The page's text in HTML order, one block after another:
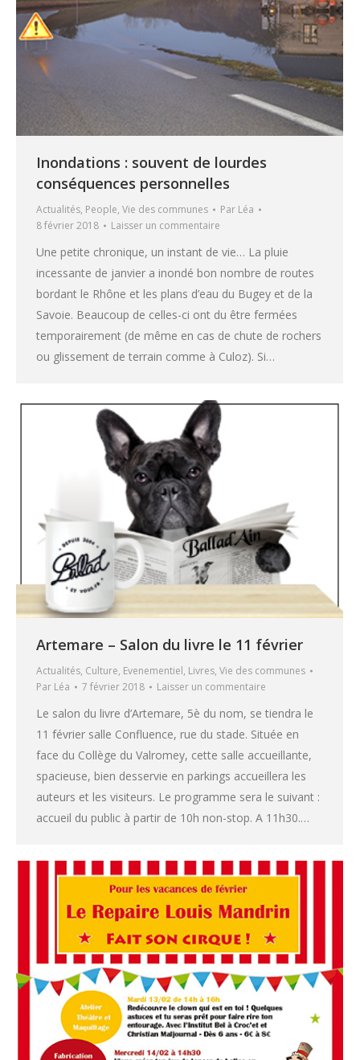
Inondations : souvent de lourdes
conséquences personnelles
Actualités, People, Vie des communes Par Léa
8 février 2018
Laisser un commentaire
Une petite chronique, un instant de vie… La pluie
incessante de janvier a inondé bon nombre de routes
bordant le Rhône et les plans d’eau du Bugey et de la
Savoie. Beaucoup de celles-ci ont du être fermées
temporairement (de même en cas de chute de rochers
ou glissement de terrain comme à Culoz). Si…
Artemare – Salon du livre le 11 février
Actualités, Culture, Evenementiel, Livres, Vie des communes
Par Léa 7 février 2018 Laisser un commentaire
Le salon du livre d’Artemare, 5è du nom, se tiendra le
11 février salle Confluence, rue du stade. Située en
face du Collège du Valromey, cette salle accueillante,
spacieuse, bien desservie en parkings accueillera les
auteurs et les visiteurs. Le programme sera le suivant :
accueil du public à partir de 10h non-stop. A 11h30.…